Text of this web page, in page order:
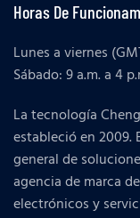
Horas De
Lunes a viernes
Sábado: 9 a.m. a 4
La tecnología
estableció en 2009.
general de
agencia de marca
electrónicos y